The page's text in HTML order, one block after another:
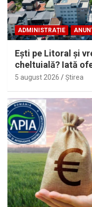
ADMINISTRAȚIE
Eşti pe Litoral şi
cheltuială? Iată
5 august 2026 Ştirea